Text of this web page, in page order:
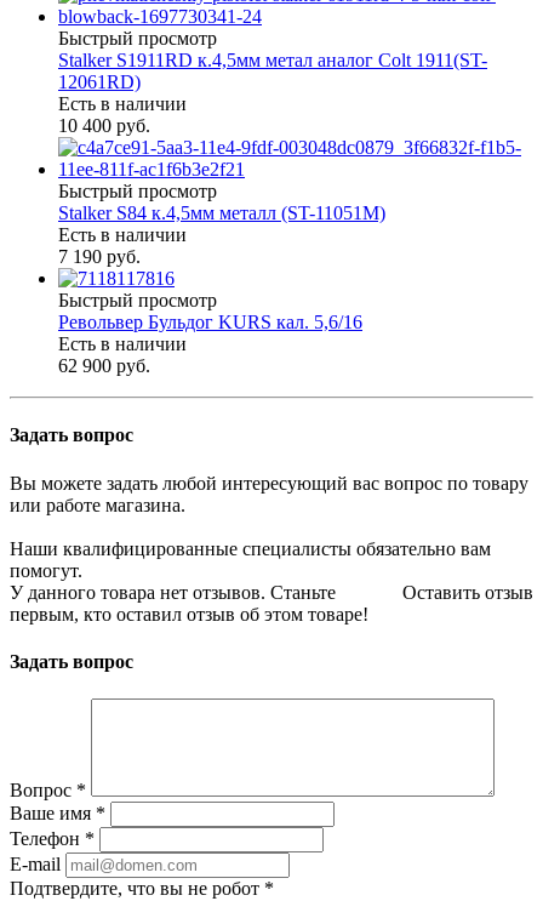
Быстрый просмотр
Stalker S1911RD к.4,5мм метал аналог Colt 1911(ST-
12061RD)
Есть в наличии
10 400 руб.
Быстрый просмотр
Stalker S84 к.4,5мм металл (ST-11051M)
Есть в наличии
7 190 руб.
Быстрый просмотр
Револьвер Бульдог KURS кал. 5,6/16
Есть в наличии
62 900 руб.
Задать вопрос
Вы можете задать любой интересующий вас вопрос по товару
или работе магазина.
Наши квалифицированные специалисты обязательно вам
помогут.
Оставить отзыв
У данного товара нет отзывов. Станьте
первым, кто оставил отзыв об этом товаре!
Задать вопрос
Вопрос *
Ваше имя *
Телефон *
E-mail
Подтвердите, что вы не робот *